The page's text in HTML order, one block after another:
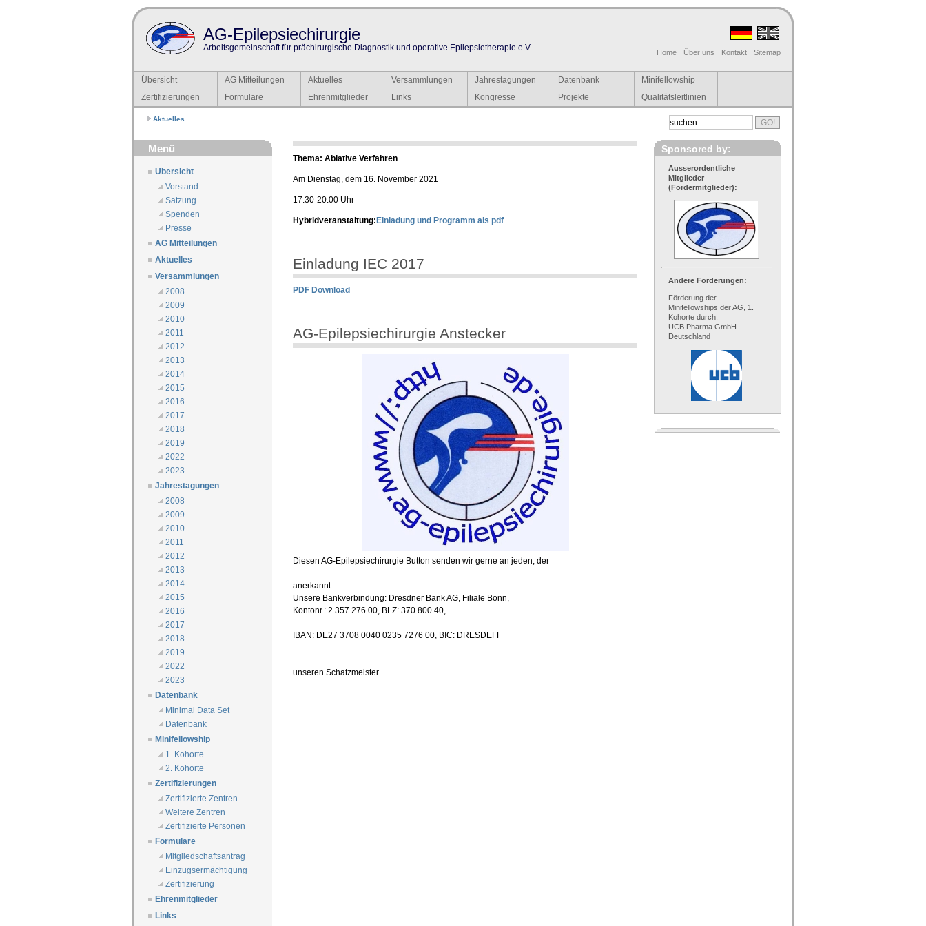
AG-Epilepsiechirurgie
Arbeitsgemeinschaft für prächirurgische Diagnostik und operative Epilepsietherapie e.V. Home Über uns Kontakt Sitemap
Übersicht AG Mitteilungen Aktuelles Versammlungen Jahrestagungen Datenbank
Minifellowship
Zertifizierungen
Formulare Ehrenmitglieder Links Kongresse Projekte Qualitätsleitlinien
Aktuelles
Menü
Übersicht
Vorstand
Satzung
Spenden
Presse
AG Mitteilungen
Aktuelles
Versammlungen
2008
2009
2010
2011
2012
2013
2014
2015
2016
2017
2018
2019
2022
2023
Jahrestagungen
2008
2009
2010
2011
2012
2013
2014
2015
2016
2017
2018
2019
2022
2023
Datenbank
Minimal Data Set
Datenbank
Minifellowship
1. Kohorte
2. Kohorte
Zertifizierungen
Zertifizierte Zentren
Weitere Zentren
Zertifizierte Personen
Formulare
Mitgliedschaftsantrag
Einzugsermächtigung
Zertifizierung
Ehrenmitglieder
Links
Thema: Ablative Verfahren
Am Dienstag, dem 16. November 2021
17:30-20:00 Uhr
Hybridveranstaltung:Einladung und Programm als pdf
Einladung IEC 2017
PDF Download
AG-Epilepsiechirurgie Anstecker
Diesen AG-Epilepsiechirurgie Button senden wir gerne an jeden, der
anerkannt.
Unsere Bankverbindung: Dresdner Bank AG, Filiale Bonn,
Kontonr.: 2 357 276 00, BLZ: 370 800 40,
IBAN: DE27 3708 0040 0235 7276 00, BIC: DRESDEFF
unseren Schatzmeister.
Sponsored by:
Ausserordentliche
Mitglieder
(Fördermitglieder):
Andere Förderungen:
Förderung der
Minifellowships der AG, 1.
Kohorte durch:
UCB Pharma GmbH
Deutschland